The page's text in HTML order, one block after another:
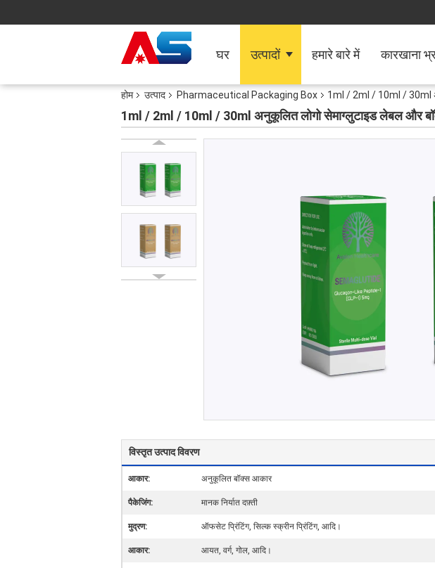
घर उत्पादों हमारे बारे में कारखाना
होम उत्पाद Pharmaceutical Packaging Box 1ml / 2ml / 10ml / 30ml
1ml / 2ml / 10ml / 30ml अनुकूलित लोगो सेमाग्लुटाइड लेबल और
विस्तृत उत्पाद विवरण
आकार: अनुकूलित बॉक्स आकार
पैकेजिंग: मानक निर्यात दफ़्ती
मुद्रण: ऑफसेट प्रिंटिंग, सिल्क स्क्रीन प्रिंटिंग, आदि।
आकार: आयत, वर्ग, गोल, आदि।